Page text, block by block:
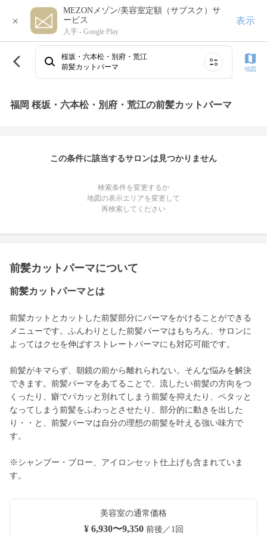
×
MEZONメゾン/美容室定額（サブスク）サ
ービス
入手 - Google Play
表示
桜坂・六本松・別府・荒江
前髪カットパーマ
地図
福岡 桜坂・六本松・別府・荒江の前髪カットパーマ
この条件に該当するサロンは見つかりません
検索条件を変更するか
地図の表示エリアを変更して
再検索してください
前髪カットパーマについて
前髪カットパーマとは
前髪カットとカットした前髪部分にパーマをかけることができる
メニューです。ふんわりとした前髪パーマはもちろん、サロンに
よってはクセを伸ばすストレートパーマにも対応可能です。
前髪がキマらず、朝鏡の前から離れられない。そんな悩みを解決
できます。前髪パーマをあてることで、流したい前髪の方向をつ
くったり、癖でパカッと別れてしまう前髪を抑えたり、ペタッと
なってしまう前髪をふわっとさせたり、部分的に動きを出した
り・・と、前髪パーマは自分の理想の前髪を叶える強い味方で
す。
※シャンプー・ブロー、アイロンセット仕上げも含まれていま
す。
美容室の通常価格
¥ 6,930〜9,350前後／1回